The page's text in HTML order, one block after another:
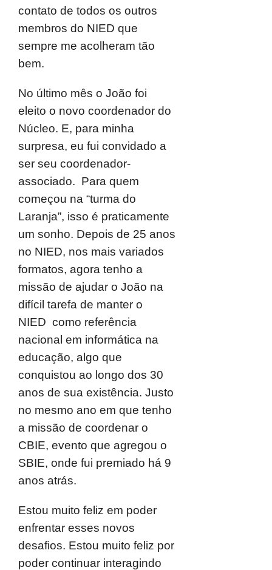
contato de todos os outros
membros do NIED que
sempre me acolheram tão
bem.
No último mês o João foi
eleito o novo coordenador do
Núcleo. E, para minha
surpresa, eu fui convidado a
ser seu coordenador-
associado. Para quem
começou na “turma do
Laranja”, isso é praticamente
um sonho. Depois de 25 anos
no NIED, nos mais variados
formatos, agora tenho a
missão de ajudar o João na
difícil tarefa de manter o
NIED como referência
nacional em informática na
educação, algo que
conquistou ao longo dos 30
anos de sua existência. Justo
no mesmo ano em que tenho
a missão de coordenar o
CBIE, evento que agregou o
SBIE, onde fui premiado há 9
anos atrás.
Estou muito feliz em poder
enfrentar esses novos
desafios. Estou muito feliz por
poder continuar interagindo